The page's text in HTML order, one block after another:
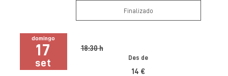
Finalizado
domingo
17
set
18:30 h
Des de
14 €